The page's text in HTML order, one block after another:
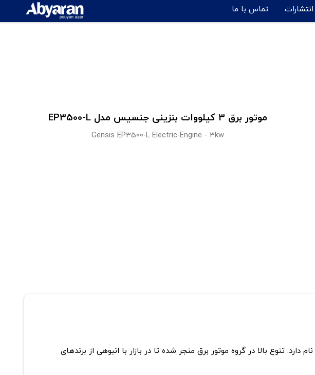
انتشارات تماس با ما
موتور برق 3 کیلووات بنزینی جنسیس مدل EP3500-L
Gensis EP3500-L Electric-Engine - 3kw
نام دارد. تنوع بالا در گروه موتور برق منجر شده تا در بازار با انبوهی از برندهای